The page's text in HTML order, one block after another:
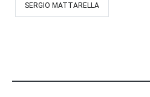
SERGIO MATTARELLA